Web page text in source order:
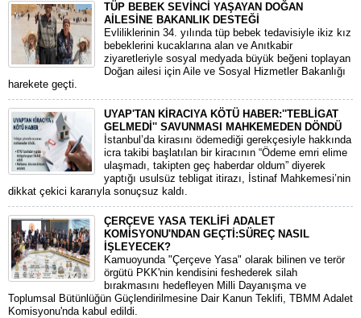
TÜP BEBEK SEVİNCİ YAŞAYAN DOĞAN
AİLESİNE BAKANLIK DESTEĞİ
​Evliliklerinin 34. yılında tüp bebek tedavisiyle ikiz kız
bebeklerini kucaklarına alan ve Anıtkabir
ziyaretleriyle sosyal medyada büyük beğeni toplayan
Doğan ailesi için Aile ve Sosyal Hizmetler Bakanlığı
harekete geçti.
UYAP'TAN KİRACIYA KÖTÜ HABER:''TEBLİGAT
GELMEDİ'' SAVUNMASI MAHKEMEDEN DÖNDÜ
​İstanbul’da kirasını ödemediği gerekçesiyle hakkında
icra takibi başlatılan bir kiracının “Ödeme emri elime
ulaşmadı, takipten geç haberdar oldum” diyerek
yaptığı usulsüz tebligat itirazı, İstinaf Mahkemesi’nin
dikkat çekici kararıyla sonuçsuz kaldı.
ÇERÇEVE YASA TEKLİFİ ADALET
KOMİSYONU'NDAN GEÇTİ:SÜREÇ NASIL
İŞLEYECEK?
​Kamuoyunda "Çerçeve Yasa" olarak bilinen ve terör
örgütü PKK'nin kendisini feshederek silah
bırakmasını hedefleyen Milli Dayanışma ve
Toplumsal Bütünlüğün Güçlendirilmesine Dair Kanun Teklifi, TBMM Adalet
Komisyonu'nda kabul edildi.